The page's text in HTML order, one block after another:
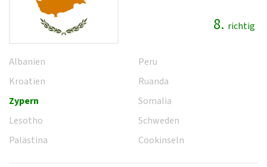
8. richtig
Albanien
Kroatien
Zypern
Lesotho
Palästina
Peru
Ruanda
Somalia
Schweden
Cookinseln